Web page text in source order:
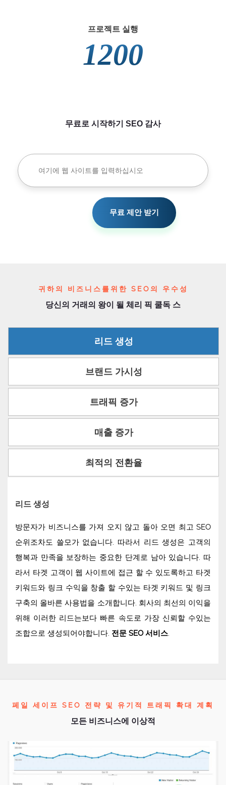
프로젝트 실행
1200
무료로 시작하기 SEO 감사
무료 제안 받기
귀하의 비즈니스를위한 SEO의 우수성
당신의 거래의 왕이 될 체리 픽 쿨독 스
리드 생성
브랜드 가시성
트래픽 증가
매출 증가
최적의 전환율
리드 생성
방문자가 비즈니스를 가져 오지 않고 돌아 오면 최고 SEO
순위조차도 쓸모가 없습니다. 따라서 리드 생성은 고객의
행복과 만족을 보장하는 중요한 단계로 남아 있습니다. 따
라서 타겟 고객이 웹 사이트에 접근 할 수 있도록하고 타겟
키워드와 링크 수익을 창출 할 수있는 타겟 키워드 및 링크
구축의 올바른 사용법을 소개합니다. 회사의 최선의 이익을
위해 이러한 리드는보다 빠른 속도로 가장 신뢰할 수있는
조합으로 생성되어야합니다. 전문 SEO 서비스.
페일 세이프 SEO 전략 및 유기적 트래픽 확대 계획
모든 비즈니스에 이상적